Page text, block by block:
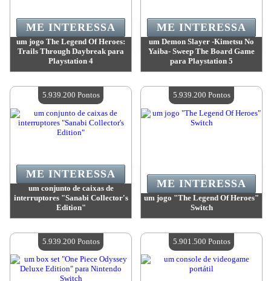
um jogo The Legend Of Heroes:
Trails Through Daybreak para
Playstation 4
Quantidade disponível:4
ME INTERESSA
um Demon Slayer -Kimetsu No
Yaiba- Sweep The Board Game
para Playstation 5
Quantidade disponível:4
ME INTERESSA
um conjunto de caixas de
interruptores "Sanabi Collector's
Edition"
Quantidade disponível:4
ME INTERESSA
5.939.200 Pontos
um jogo "The Legend Of Heroes"
Switch
Quantidade disponível:4
ME INTERESSA
5.939.200 Pontos
5.939.200 Pontos 5.901.500 Pontos